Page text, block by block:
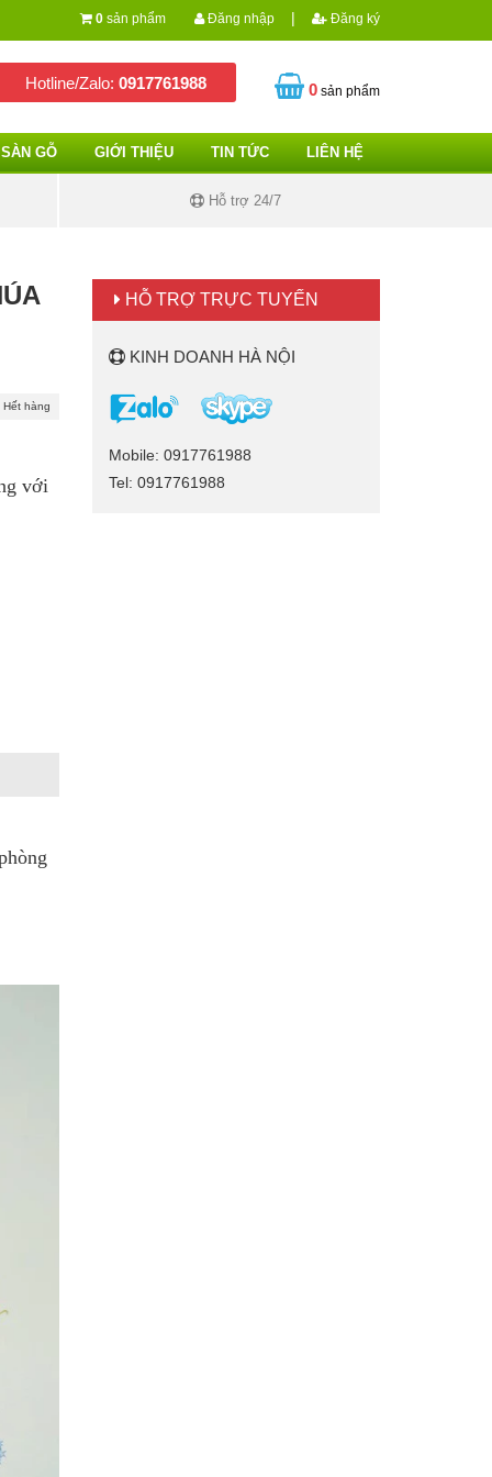
0 sản phẩm Đăng nhập | Đăng ký
Hotline/Zalo: 0917761988 0sản phẩm
SÀN GỖ GIỚI THIỆU TIN TỨC LIÊN HỆ
Hỗ trợ 24/7
Hết hàng
với
HỖ TRỢ TRỰC TUYẾN
KINH DOANH HÀ NỘI
Mobile: 0917761988
Tel: 0917761988